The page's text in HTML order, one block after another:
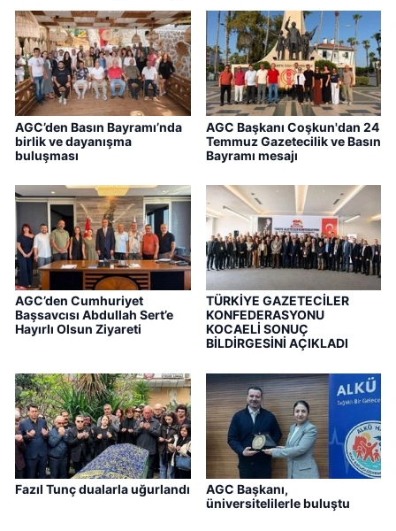
AGC’den Basın Bayramı’nda
birlik ve dayanışma
buluşması
AGC Başkanı Coşkun'dan 24
Temmuz Gazetecilik ve Basın
Bayramı mesajı
AGC’den Cumhuriyet
Başsavcısı Abdullah Sert’e
Hayırlı Olsun Ziyareti
TÜRKİYE GAZETECİLER
KONFEDERASYONU
KOCAELİ SONUÇ
BİLDİRGESİNİ AÇIKLADI
Fazıl Tunç dualarla uğurlandı
AGC Başkanı,
üniversitelilerle buluştu